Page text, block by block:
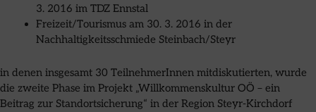
3. 2016 im TDZ Ennstal
Freizeit/Tourismus am 30. 3. 2016 in der
Nachhaltigkeitsschmiede Steinbach/Steyr
in denen insgesamt 30 TeilnehmerInnen mitdiskutierten, wurde
die zweite Phase im Projekt „Willkommenskultur OÖ – ein
Beitrag zur Standortsicherung“ in der Region Steyr-Kirchdorf